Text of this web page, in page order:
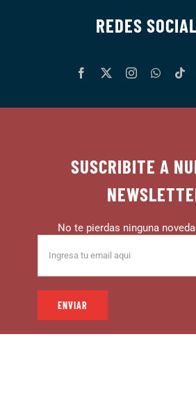
REDES
SUSCRIBITE A
No te pierdas ninguna